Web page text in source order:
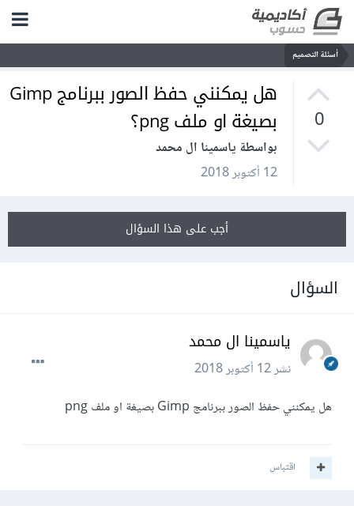
أسئلة التصميم
0
هل يمكنني حفظ الصور ببرنامج Gimp
بصيغة او ملف png؟
بواسطة ياسمينا ال محمد
12 أكتوبر 2018
أجب على هذا السؤال
السؤال
ياسمينا ال محمد
نشر12 أكتوبر 2018
هل يمكنني حفظ الصور ببرنامج Gimp بصيغة او ملف png
اقتباس